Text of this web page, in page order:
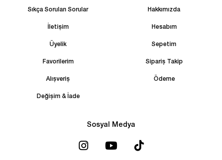
Sıkça Sorulan Sorular Hakkımızda
İletişim Hesabım
Üyelik Sepetim
Favorilerim Sipariş Takip
Alışveriş Ödeme
Değişim & İade
Sosyal Medya